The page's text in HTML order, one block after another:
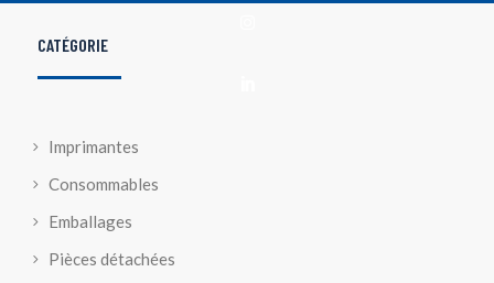
CATÉGORIE
Imprimantes
Consommables
Emballages
Pièces détachées